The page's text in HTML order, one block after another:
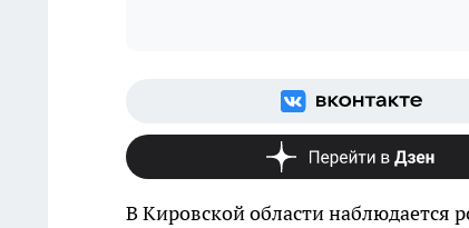
В Кировской области наблюдается